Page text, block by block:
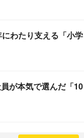
わたり支える「小学
が本気で選んだ「10